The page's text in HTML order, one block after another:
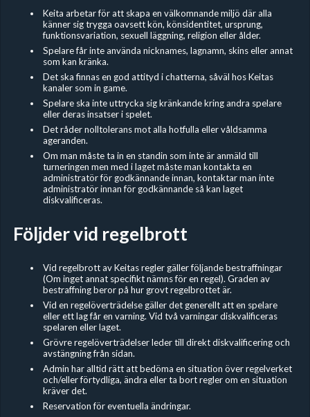
Keita arbetar för att skapa en välkomnande miljö där alla
känner sig trygga oavsett kön, könsidentitet, ursprung,
funktionsvariation, sexuell läggning, religion eller ålder.
Spelare får inte använda nicknames, lagnamn, skins eller annat
som kan kränka.
Det ska finnas en god attityd i chatterna, såväl hos Keitas
kanaler som in game.
Spelare ska inte uttrycka sig kränkande kring andra spelare
eller deras insatser i spelet.
Det råder nolltolerans mot alla hotfulla eller våldsamma
ageranden.
Om man måste ta in en standin som inte är anmäld till
turneringen men med i laget måste man kontakta en
administratör för godkännande innan, kontaktar man inte
administratör innan för godkännande så kan laget
diskvalificeras.
Följder vid regelbrott
Vid regelbrott av Keitas regler gäller följande bestraffningar
(Om inget annat specifikt nämns för en regel). Graden av
bestraffning beror på hur grovt regelbrottet är.
Vid en regelöverträdelse gäller det generellt att en spelare
eller ett lag får en varning. Vid två varningar diskvalificeras
spelaren eller laget.
Grövre regelöverträdelser leder till direkt diskvalificering och
avstängning från sidan.
Admin har alltid rätt att bedöma en situation över regelverket
och/eller förtydliga, ändra eller ta bort regler om en situation
kräver det.
Reservation för eventuella ändringar.